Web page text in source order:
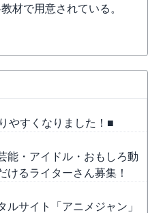
材で用意されている。
やすくなりました！■
能・アイドル・おもしろ動
けるライターさん募集！
サイト「アニメジャン」